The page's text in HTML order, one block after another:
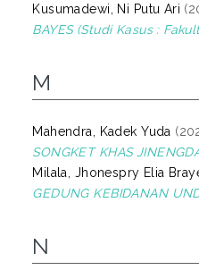
Kusumadewi, Ni Putu Ari
BAYES (Studi Kasus :
M
Mahendra, Kadek Yuda
SONGKET KHAS
Milala, Jhonespry Elia
GEDUNG KEBIDANAN
N